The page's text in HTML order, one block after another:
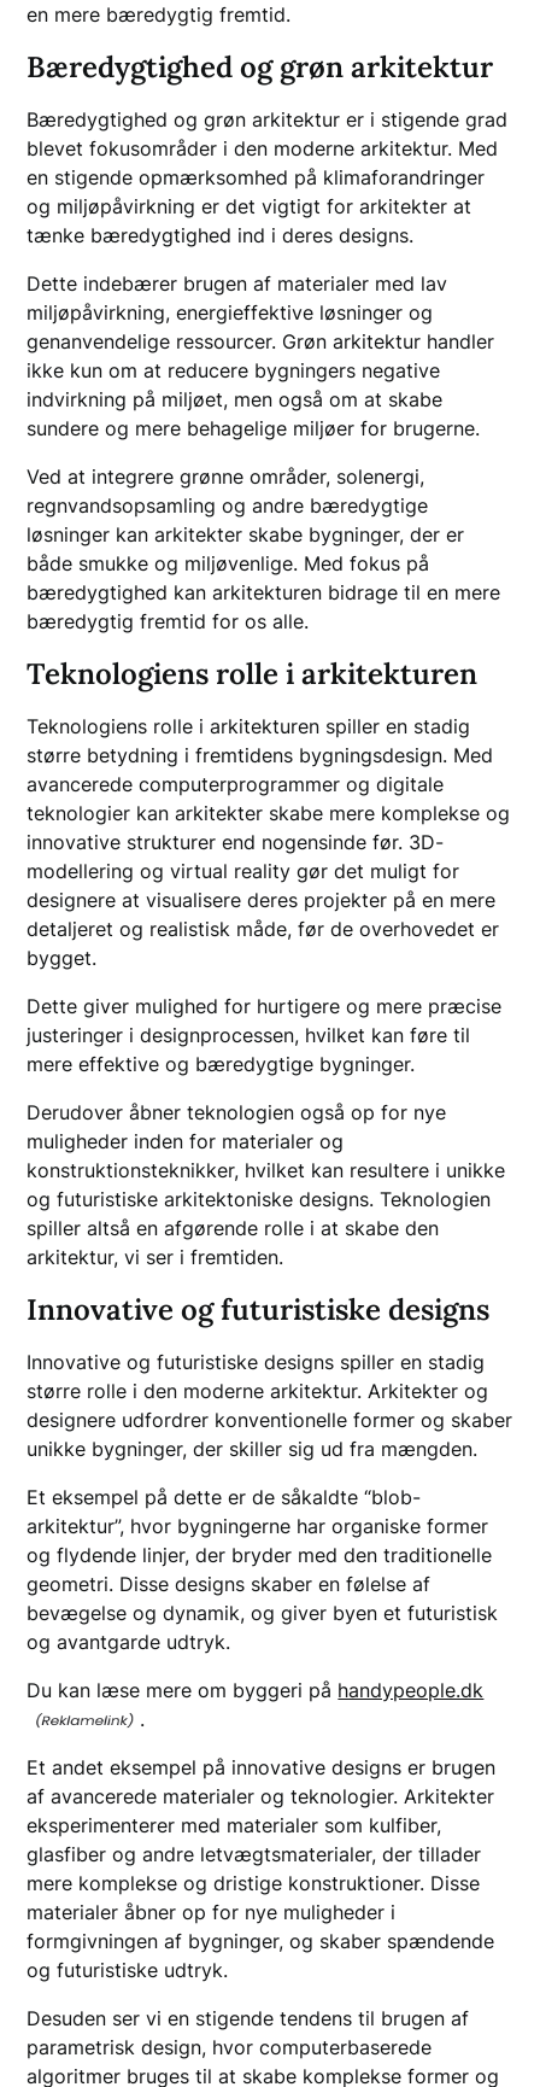
en mere bæredygtig fremtid.
Bæredygtighed og grøn arkitektur
Bæredygtighed og grøn arkitektur er i stigende grad
blevet fokusområder i den moderne arkitektur. Med
en stigende opmærksomhed på klimaforandringer
og miljøpåvirkning er det vigtigt for arkitekter at
tænke bæredygtighed ind i deres designs.
Dette indebærer brugen af materialer med lav
miljøpåvirkning, energieffektive løsninger og
genanvendelige ressourcer. Grøn arkitektur handler
ikke kun om at reducere bygningers negative
indvirkning på miljøet, men også om at skabe
sundere og mere behagelige miljøer for brugerne.
Ved at integrere grønne områder, solenergi,
regnvandsopsamling og andre bæredygtige
løsninger kan arkitekter skabe bygninger, der er
både smukke og miljøvenlige. Med fokus på
bæredygtighed kan arkitekturen bidrage til en mere
bæredygtig fremtid for os alle.
Teknologiens rolle i arkitekturen
Teknologiens rolle i arkitekturen spiller en stadig
større betydning i fremtidens bygningsdesign. Med
avancerede computerprogrammer og digitale
teknologier kan arkitekter skabe mere komplekse og
innovative strukturer end nogensinde før. 3D-
modellering og virtual reality gør det muligt for
designere at visualisere deres projekter på en mere
detaljeret og realistisk måde, før de overhovedet er
bygget.
Dette giver mulighed for hurtigere og mere præcise
justeringer i designprocessen, hvilket kan føre til
mere effektive og bæredygtige bygninger.
Derudover åbner teknologien også op for nye
muligheder inden for materialer og
konstruktionsteknikker, hvilket kan resultere i unikke
og futuristiske arkitektoniske designs. Teknologien
spiller altså en afgørende rolle i at skabe den
arkitektur, vi ser i fremtiden.
Innovative og futuristiske designs
Innovative og futuristiske designs spiller en stadig
større rolle i den moderne arkitektur. Arkitekter og
designere udfordrer konventionelle former og skaber
unikke bygninger, der skiller sig ud fra mængden.
Et eksempel på dette er de såkaldte “blob-
arkitektur”, hvor bygningerne har organiske former
og flydende linjer, der bryder med den traditionelle
geometri. Disse designs skaber en følelse af
bevægelse og dynamik, og giver byen et futuristisk
og avantgarde udtryk.
Du kan læse mere om byggeri på handypeople.dk
.
Et andet eksempel på innovative designs er brugen
af avancerede materialer og teknologier. Arkitekter
eksperimenterer med materialer som kulfiber,
glasfiber og andre letvægtsmaterialer, der tillader
mere komplekse og dristige konstruktioner. Disse
materialer åbner op for nye muligheder i
formgivningen af bygninger, og skaber spændende
og futuristiske udtryk.
Desuden ser vi en stigende tendens til brugen af
parametrisk design, hvor computerbaserede
algoritmer bruges til at skabe komplekse former og